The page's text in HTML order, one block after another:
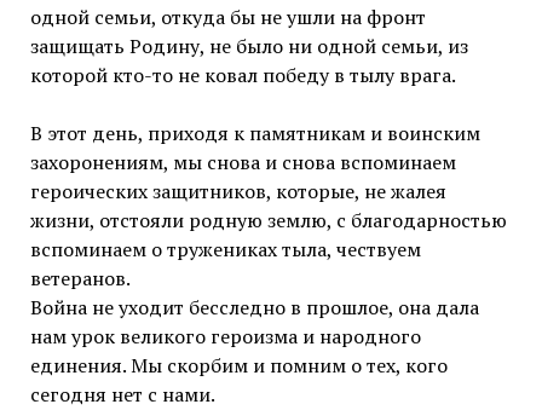
одной семьи, откуда бы не ушли на фронт
защищать Родину, не было ни одной семьи, из
которой кто-то не ковал победу в тылу врага.
В этот день, приходя к памятникам и воинским
захоронениям, мы снова и снова вспоминаем
героических защитников, которые, не жалея
жизни, отстояли родную землю, с благодарностью
вспоминаем о тружениках тыла, чествуем
ветеранов.
Война не уходит бесследно в прошлое, она дала
нам урок великого героизма и народного
единения. Мы скорбим и помним о тех, кого
сегодня нет с нами.